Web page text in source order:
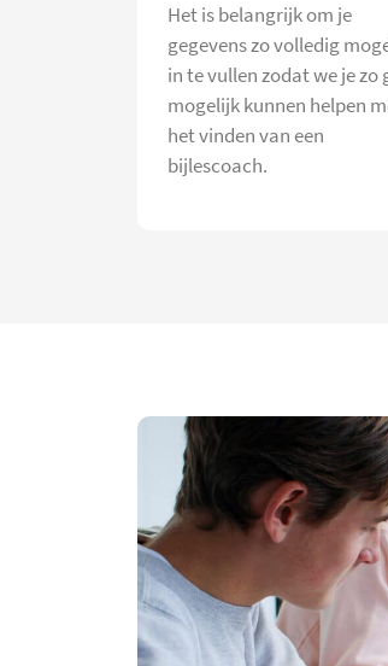
Het is belangrijk om je
gegevens zo volledig
in te vullen zodat we je zo
mogelijk kunnen helpen
het vinden van een
bijlescoach.